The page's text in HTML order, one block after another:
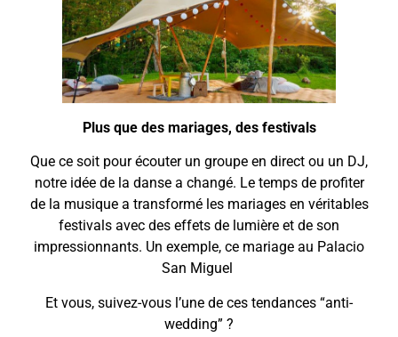
Plus que des mariages, des festivals
Que ce soit pour écouter un groupe en direct ou un DJ,
notre idée de la danse a changé. Le temps de profiter
de la musique a transformé les mariages en véritables
festivals avec des effets de lumière et de son
impressionnants. Un exemple, ce mariage au Palacio
San Miguel
Et vous, suivez-vous l’une de ces tendances “anti-
wedding” ?